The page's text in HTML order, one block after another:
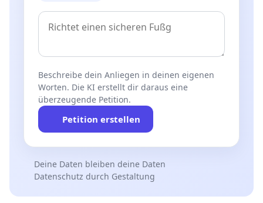
Beschreibe dein Anliegen in deinen eigenen
Worten. Die KI erstellt dir daraus eine
überzeugende Petition.
Petition erstellen
Deine Daten bleiben deine Daten
Datenschutz durch Gestaltung